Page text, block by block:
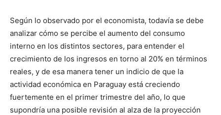
Según lo observado por el economista, todavía se debe
analizar cómo se percibe el aumento del consumo
interno en los distintos sectores, para entender el
crecimiento de los ingresos en torno al 20% en términos
reales, y de esa manera tener un indicio de que la
actividad económica en Paraguay está creciendo
fuertemente en el primer trimestre del año, lo que
supondría una posible revisión al alza de la proyección